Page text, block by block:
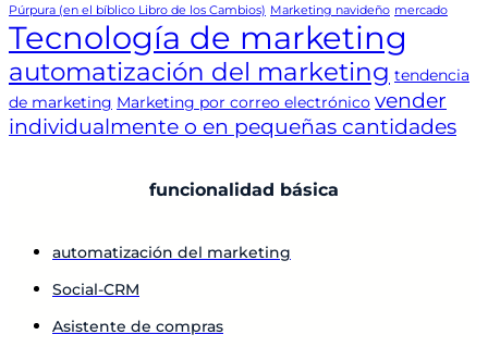
Púrpura (en el bíblico Libro de los Cambios) Marketing navideño mercado
Tecnología de marketing
automatización del marketing tendencia
de marketing Marketing por correo electrónico vender
individualmente o en pequeñas cantidades
funcionalidad básica
automatización del marketing
Social-CRM
Asistente de compras